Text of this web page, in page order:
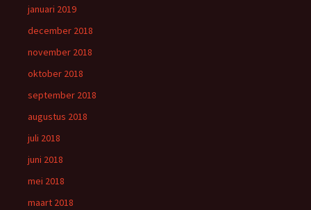
januari 2019
december 2018
november 2018
oktober 2018
september 2018
augustus 2018
juli 2018
juni 2018
mei 2018
maart 2018